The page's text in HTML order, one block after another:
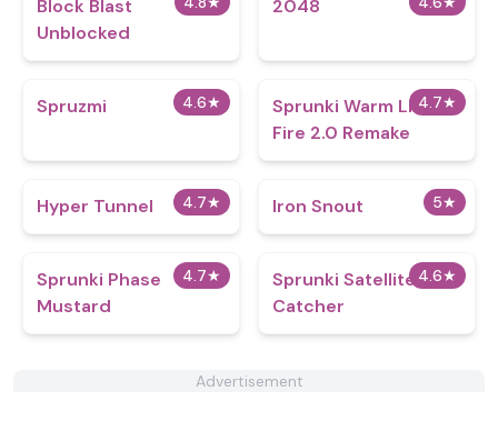
Block Blast
Unblocked
2048
4.6★
Spruzmi 4.7★
Sprunki Warm Like
Fire 2.0 Remake
4.7★
Hyper Tunnel 5★
Iron Snout
4.7★
Sprunki Phase
Mustard
4.6★
Sprunki Satellite
Catcher
Advertisement